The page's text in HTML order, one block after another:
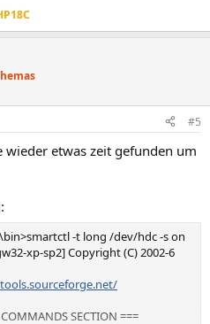
#5
etwas zeit gefunden um
-t long /dev/hdc -s on
xp-sp2] Copyright (C) 2002-6
SECTION ===